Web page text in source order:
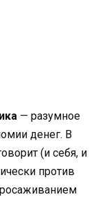
— разумное
денег. В
(и себя, и
против